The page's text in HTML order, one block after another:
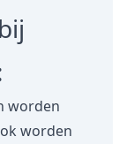
worden
worden